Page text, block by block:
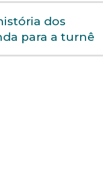
dos
para a turnê